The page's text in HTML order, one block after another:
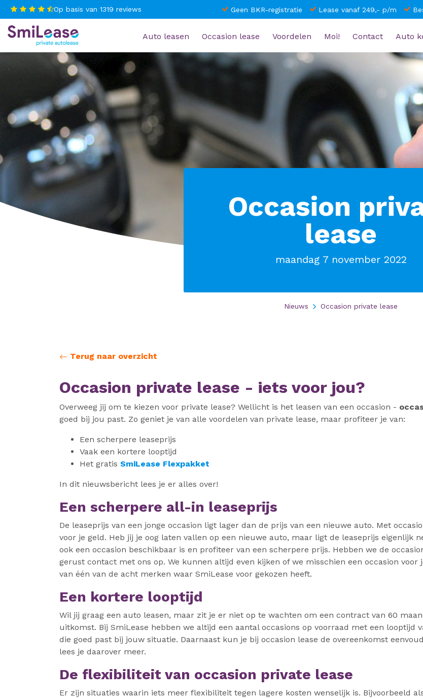
Op basis van 1319 reviews Geen BKR-registratie Lease vanaf 249,- p/m
Auto leasen Occasion lease Voordelen Moi! Contact Auto
Occasion
lease
maandag 7 november 2022
Nieuws Occasion private lease
Terug naar overzicht
Occasion private lease - iets voor jou?
Overweeg jij om te kiezen voor private lease? Wellicht is het leasen van een occasion -
goed bij jou past. Zo geniet je van alle voordelen van private lease, maar profiteer je van:
Een scherpere leaseprijs
Vaak een kortere looptijd
Het gratis SmiLease Flexpakket
In dit nieuwsbericht lees je er alles over!
Een scherpere all-in leaseprijs
De leaseprijs van een jonge occasion ligt lager dan de prijs van een nieuwe auto. Met
voor je geld. Heb jij je oog laten vallen op een nieuwe auto, maar ligt de leaseprijs eigenlijk
ook een occasion beschikbaar is en profiteer van een scherpere prijs. Hebben we de
gerust contact met ons op. We kunnen altijd even kijken of we misschien een occasion
van één van de acht merken waar SmiLease voor gekozen heeft.
Een kortere looptijd
Wil jij graag een auto leasen, maar zit je er niet op te wachten om een contract van 60
uitkomst. Bij SmiLease hebben we altijd een aantal occasions op voorraad met een looptijd
die goed past bij jouw situatie. Daarnaast kun je bij occasion lease de overeenkomst
lees je daarover meer.
De flexibiliteit van occasion private lease
Er zijn situaties waarin iets meer flexibiliteit tegen lagere kosten wenselijk is. Bijvoorbeeld